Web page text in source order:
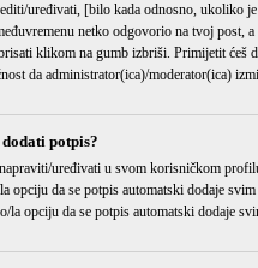
uređivati, [bilo kada odnosno, ukoliko
netko odgovorio na tvoj post,
klikom na gumb izbriši. Primijetit ćeš
da administrator(ica)/moderator(ica)
potpis?
uređivati u svom korisničkom
opciju da se potpis automatski dodaje
la opciju da se potpis automatski dodaje